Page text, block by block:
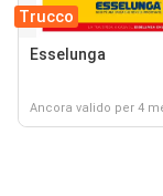
Trucco
Esselunga
Ancora valido per 4